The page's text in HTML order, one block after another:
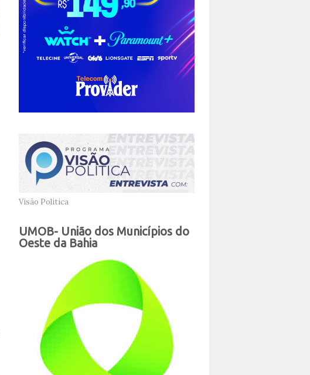
Visão Política
UMOB- União dos Municípios do
Oeste da Bahia